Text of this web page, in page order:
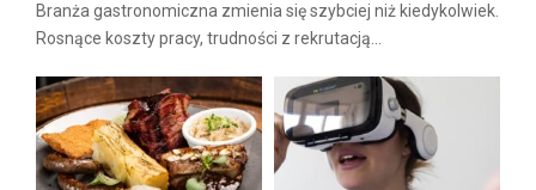
Branża gastronomiczna zmienia się szybciej niż kiedykolwiek.
Rosnące koszty pracy, trudności z rekrutacją...